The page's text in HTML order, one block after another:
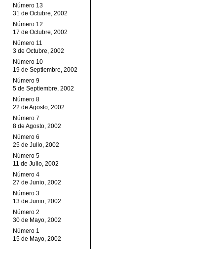
Número 13
31 de Octubre, 2002
Número 12
17 de Octubre, 2002
Número 11
3 de Octubre, 2002
Número 10
19 de Septiembre, 2002
Número 9
5 de Septiembre, 2002
Número 8
22 de Agosto, 2002
Número 7
8 de Agosto, 2002
Número 6
25 de Julio, 2002
Número 5
11 de Julio, 2002
Número 4
27 de Junio, 2002
Número 3
13 de Junio, 2002
Número 2
30 de Mayo, 2002
Número 1
15 de Mayo, 2002